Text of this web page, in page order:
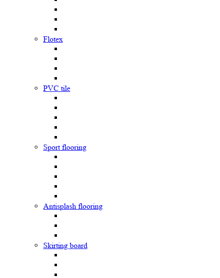
Flotex
PVC tile
Sport flooring
Antisplash flooring
Skirting board